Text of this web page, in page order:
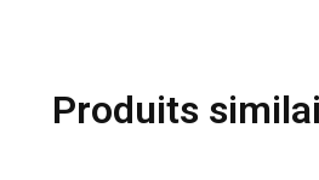
Produits